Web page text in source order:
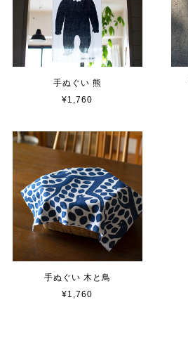
手ぬぐい 熊
¥1,760
手ぬぐい 木と鳥
¥1,760